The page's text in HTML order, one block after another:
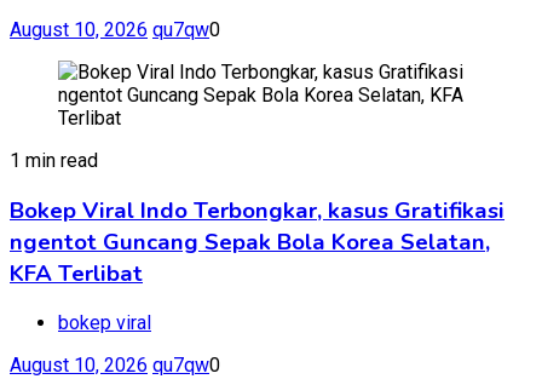
August 10, 2026 qu7qw0
1 min read
Bokep Viral Indo Terbongkar, kasus Gratifikasi
ngentot Guncang Sepak Bola Korea Selatan,
KFA Terlibat
bokep viral
August 10, 2026 qu7qw0